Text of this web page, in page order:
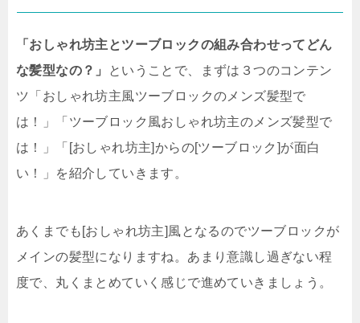
「おしゃれ坊主とツーブロックの組み合わせってどん
な髪型なの？」
ということで、まずは３つのコンテン
ツ「おしゃれ坊主風ツーブロックのメンズ髪型で
は！」「ツーブロック風おしゃれ坊主のメンズ髪型で
は！」「[おしゃれ坊主]からの[ツーブロック]が面白
い！」を紹介していきます。
あくまでも[おしゃれ坊主]風となるのでツーブロックが
メインの髪型になりますね。あまり意識し過ぎない程
度で、丸くまとめていく感じで進めていきましょう。